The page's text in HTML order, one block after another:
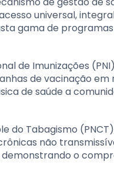
universal,
gama de
de Imunizações
de vacinação em
de saúde a
do Tabagismo
não
o